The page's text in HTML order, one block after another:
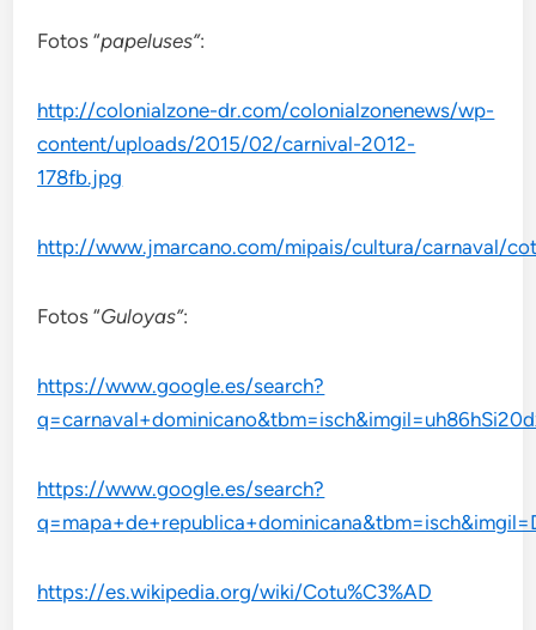
Fotos “papeluses”:
http://colonialzone-dr.com/colonialzonenews/wp-
content/uploads/2015/02/carnival-2012-
178fb.jpg
http://www.jmarcano.com/mipais/cultura/carnaval/
Fotos “Guloyas”:
https://www.google.es/search?
https://www.google.es/search?
https://es.wikipedia.org/wiki/Cotu%C3%AD